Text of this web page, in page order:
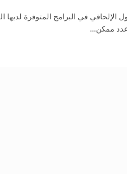
الإلحاقي في البرامج المتوفرة
عدد ممكن…